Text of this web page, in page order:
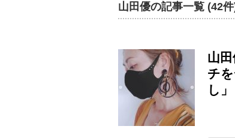
山田優の記事一覧 (42
山
チ
し」